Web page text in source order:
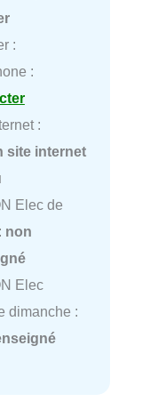
:
:
:
site internet
Elec de
non
Elec
dimanche :